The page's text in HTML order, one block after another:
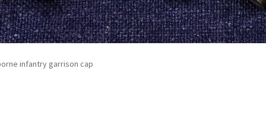
infantry garrison cap